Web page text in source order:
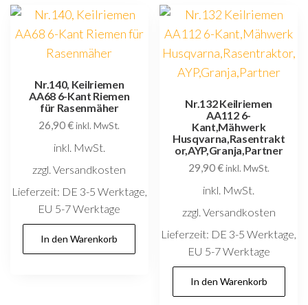
Nr.140, Keilriemen
AA68 6-Kant Riemen
für Rasenmäher
26,90€ inkl. MwSt.
inkl. MwSt.
zzgl. Versandkosten
Lieferzeit: DE 3-5 Werktage,
EU 5-7 Werktage
In den Warenkorb
Nr.132 Keilriemen
AA112 6-
Kant,Mähwerk
Husqvarna,Rasentrakt
or,AYP,Granja,Partner
29,90€ inkl. MwSt.
inkl. MwSt.
zzgl. Versandkosten
Lieferzeit: DE 3-5 Werktage,
EU 5-7 Werktage
In den Warenkorb